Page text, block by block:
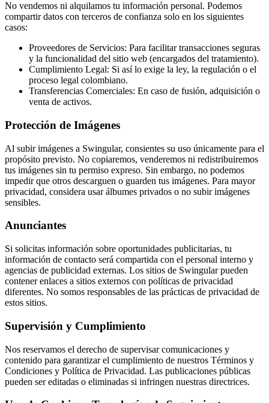
No vendemos ni alquilamos tu información personal. Podemos
compartir datos con terceros de confianza solo en los siguientes
casos:
Proveedores de Servicios: Para facilitar transacciones seguras
y la funcionalidad del sitio web (encargados del tratamiento).
Cumplimiento Legal: Si así lo exige la ley, la regulación o el
proceso legal colombiano.
Transferencias Comerciales: En caso de fusión, adquisición o
venta de activos.
Protección de Imágenes
Al subir imágenes a Swingular, consientes su uso únicamente para el
propósito previsto. No copiaremos, venderemos ni redistribuiremos
tus imágenes sin tu permiso expreso. Sin embargo, no podemos
impedir que otros descarguen o guarden tus imágenes. Para mayor
privacidad, considera usar álbumes privados o no subir imágenes
sensibles.
Anunciantes
Si solicitas información sobre oportunidades publicitarias, tu
información de contacto será compartida con el personal interno y
agencias de publicidad externas. Los sitios de Swingular pueden
contener enlaces a sitios externos con políticas de privacidad
diferentes. No somos responsables de las prácticas de privacidad de
estos sitios.
Supervisión y Cumplimiento
Nos reservamos el derecho de supervisar comunicaciones y
contenido para garantizar el cumplimiento de nuestros Términos y
Condiciones y Política de Privacidad. Las publicaciones públicas
pueden ser editadas o eliminadas si infringen nuestras directrices.